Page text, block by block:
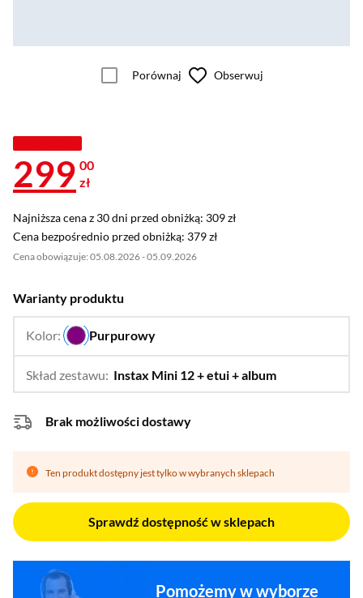
Porównaj Obserwuj
299 00
zł
Najniższa cena z 30 dni przed obniżką: 309 zł
Najniższa cena z 30 dni przed obniżką: 309 zł
Cena bezpośrednio przed obniżką: 379 zł
Cena bezpośrednio przed obniżką: 379 zł
Cena obowiązuje: 05.08.2026 - 05.09.2026
Warianty produktu
Kolor: Purpurowy
Skład zestawu: Instax Mini 12 + etui + album
Instax Mini 12,
Brak możliwości dostawy
Ten produkt dostępny jest tylko w wybranych sklepach
Sprawdź dostępność w sklepach
Pomożemy w wyborze